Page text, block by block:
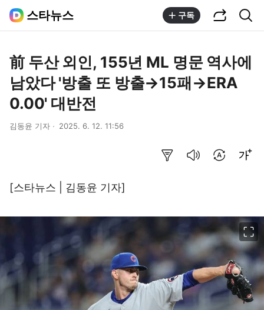
스타뉴스 구독
前 두산 외인, 155년 ML 명문 역사에
남았다 '방출 또 방출→15패→ERA
0.00' 대반전
김동윤 기자 2025. 6. 12. 11:56
[스타뉴스 | 김동윤 기자]